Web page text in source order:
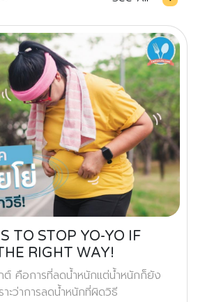
TO STOP YO-YO IF
RIGHT WAY!
คือการที่ลดน้ำหนักแต่น้ำหนักก็ยัง
ะว่าการลดน้ำหนักที่ผิดวิธี